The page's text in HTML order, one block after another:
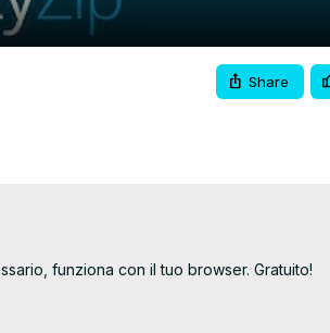
Share
funziona con il tuo browser. Gratuito!